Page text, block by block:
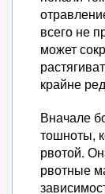
всего не
может
крайне
Вначале
тошноты,
рвотой.
рвотные